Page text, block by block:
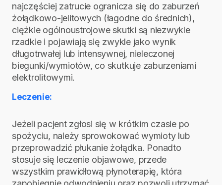
najczęściej zatrucie ogranicza się do zaburzeń
żołądkowo-jelitowych (łagodne do średnich),
ciężkie ogólnoustrojowe skutki są niezwykle
rzadkie i pojawiają się zwykle jako wynik
długotrwałej lub intensywnej, nieleczonej
biegunki/wymiotów, co skutkuje zaburzeniami
elektrolitowymi.
Leczenie:
Jeżeli pacjent zgłosi się w krótkim czasie po
spożyciu, należy sprowokować wymioty lub
przeprowadzić płukanie żołądka. Ponadto
stosuje się leczenie objawowe, przede
wszystkim prawidłową płynoterapię, która